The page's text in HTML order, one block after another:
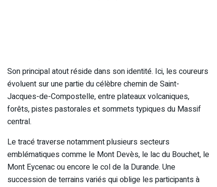
Son principal atout réside dans son identité. Ici, les coureurs
évoluent sur une partie du célèbre chemin de Saint-
Jacques-de-Compostelle, entre plateaux volcaniques,
forêts, pistes pastorales et sommets typiques du Massif
central.
Le tracé traverse notamment plusieurs secteurs
emblématiques comme le Mont Devès, le lac du Bouchet, le
Mont Eycenac ou encore le col de la Durande. Une
succession de terrains variés qui oblige les participants à